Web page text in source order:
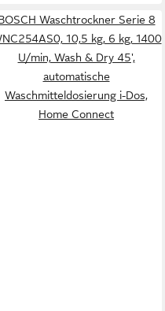
Waschtrockner Serie 8
10,5 kg, 6 kg, 1400
U/min, Wash & Dry 45',
automatische
Waschmitteldosierung i-Dos,
Home Connect